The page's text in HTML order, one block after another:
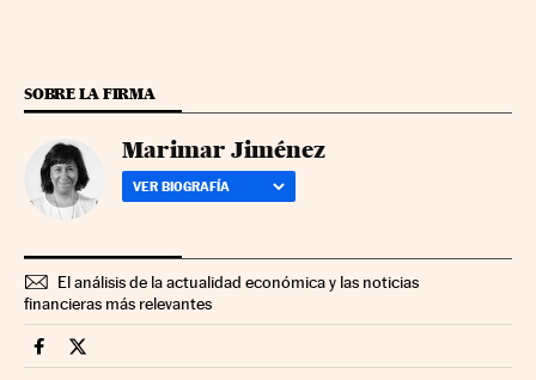
SOBRE LA FIRMA
Marimar Jiménez
VER BIOGRAFÍA
El análisis de la actualidad económica y las noticias
financieras más relevantes
Companias Cinco Días en Facebook
Companias Cinco Días en Twitter